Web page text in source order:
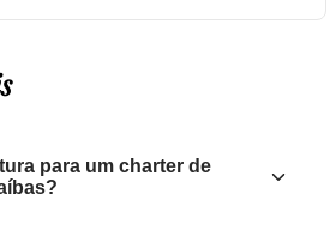
para um charter de